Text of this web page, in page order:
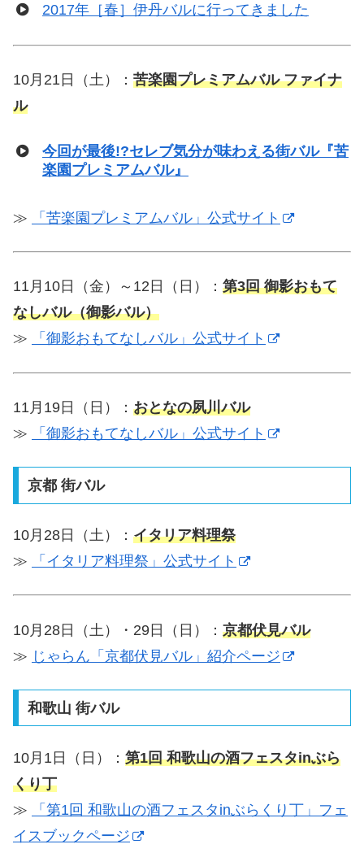
2017年［春］伊丹バルに行ってきました
10月21日（土）： 苦楽園プレミアムバル ファイナ
ル
今回が最後!?セレブ気分が味わえる街バル『苦
楽園プレミアムバル』
≫ 「苦楽園プレミアムバル」公式サイト
11月10日（金）～12日（日）： 第3回 御影おもて
なしバル（御影バル）
≫
「御影おもてなしバル」公式サイト
11月19日（日）： おとなの夙川バル
≫
「御影おもてなしバル」公式サイト
京都 街バル
10月28日（土）： イタリア料理祭
≫
「イタリア料理祭」公式サイト
10月28日（土）・29日（日）： 京都伏見バル
≫ じゃらん「京都伏見バル」紹介ページ
和歌山 街バル
10月1日（日）： 第1回 和歌山の酒フェスタinぶら
くり丁
≫
「第1回 和歌山の酒フェスタinぶらくり丁」フェ
イスブックページ